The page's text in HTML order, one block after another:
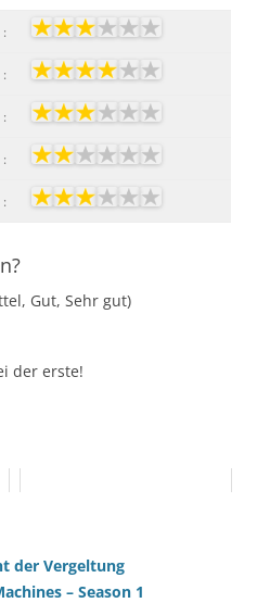
:
:
:
:
:
Gut, Sehr gut)
der erste!
der Vergeltung
– Season 1